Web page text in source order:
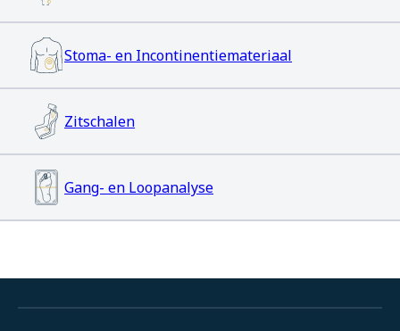
Stoma- en Incontinentiemateriaal
Zitschalen
Gang- en Loopanalyse